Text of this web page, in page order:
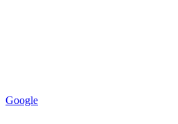
Google